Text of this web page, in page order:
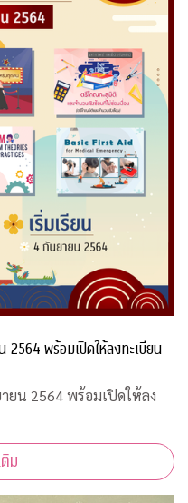
2564 พร้อมเปิดให้ลงทะเบียน
ายน 2564 พร้อมเปิดให้ลง
ม